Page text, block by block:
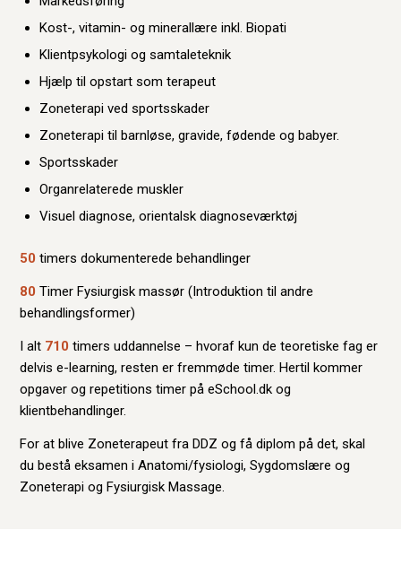
Kost-, vitamin- og minerallære inkl. Biopati
Klientpsykologi og samtaleteknik
Hjælp til opstart som terapeut
Zoneterapi ved sportsskader
Zoneterapi til barnløse, gravide, fødende og babyer.
Sportsskader
Organrelaterede muskler
Visuel diagnose, orientalsk diagnoseværktøj
50 timers dokumenterede behandlinger
80 Timer Fysiurgisk massør (Introduktion til andre
behandlingsformer)
I alt 710 timers uddannelse – hvoraf kun de teoretiske fag er
delvis e-learning, resten er fremmøde timer. Hertil kommer
opgaver og repetitions timer på eSchool.dk og
klientbehandlinger.
For at blive Zoneterapeut fra DDZ og få diplom på det, skal
du bestå eksamen i Anatomi/fysiologi, Sygdomslære og
Zoneterapi og Fysiurgisk Massage.